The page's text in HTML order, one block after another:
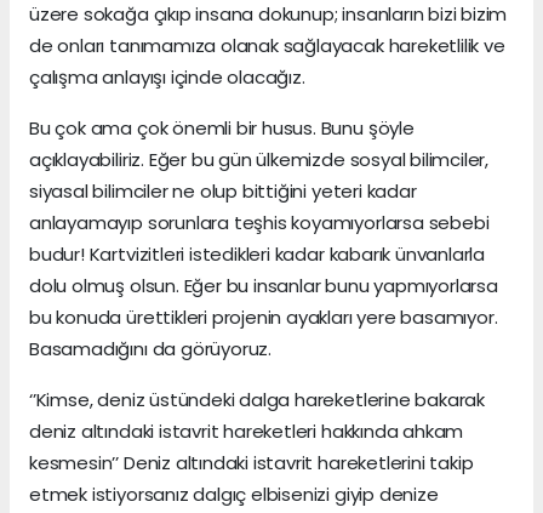
üzere sokağa çıkıp insana dokunup; insanların bizi bizim
de onları tanımamıza olanak sağlayacak hareketlilik ve
çalışma anlayışı içinde olacağız.
Bu çok ama çok önemli bir husus. Bunu şöyle
açıklayabiliriz. Eğer bu gün ülkemizde sosyal bilimciler,
siyasal bilimciler ne olup bittiğini yeteri kadar
anlayamayıp sorunlara teşhis koyamıyorlarsa sebebi
budur! Kartvizitleri istedikleri kadar kabarık ünvanlarla
dolu olmuş olsun. Eğer bu insanlar bunu yapmıyorlarsa
bu konuda ürettikleri projenin ayakları yere basamıyor.
Basamadığını da görüyoruz.
‘’Kimse, deniz üstündeki dalga hareketlerine bakarak
deniz altındaki istavrit hareketleri hakkında ahkam
kesmesin’’ Deniz altındaki istavrit hareketlerini takip
etmek istiyorsanız dalgıç elbisenizi giyip denize